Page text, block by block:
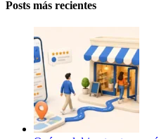
Posts más recientes